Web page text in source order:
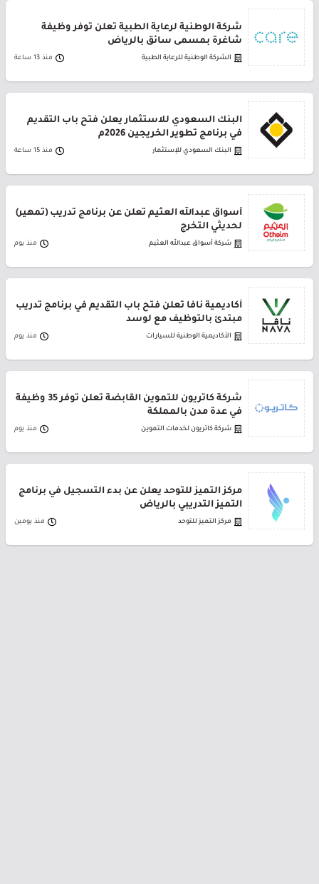
شركة الوطنية لرعاية الطبية تعلن توفر وظيفة
شاغرة بمسمى سائق بالرياض
الشركة الوطنية للرعاية الطبية منذ 13 ساعة
البنك السعودي للاستثمار يعلن فتح باب التقديم
في برنامج تطوير الخريجين 2026م
البنك السعودي للإستثمار منذ 15 ساعة
أسواق عبدالله العثيم تعلن عن برنامج تدريب (تمهير)
لحديثي التخرج
شركة أسواق عبدالله العثيم منذ يوم
أكاديمية نافا تعلن فتح باب التقديم في برنامج تدريب
مبتدئ بالتوظيف مع لوسد
الأكاديمية الوطنية للسيارات منذ يوم
شركة كاتريون للتموين القابضة تعلن توفر 35 وظيفة
في عدة مدن بالمملكة
شركة كاتريون لخدمات التموين منذ يوم
مركز التميز للتوحد يعلن عن بدء التسجيل في برنامج
التميز التدريبي بالرياض
مركز التميز للتوحد منذ يومين